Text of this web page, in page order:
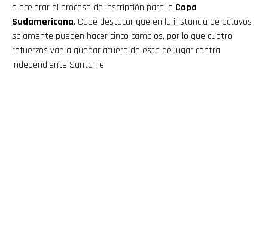
a acelerar el proceso de inscripción para la Copa
Sudamericana. Cabe destacar que en la instancia de octavos
solamente pueden hacer cinco cambios, por lo que cuatro
refuerzos van a quedar afuera de esta de jugar contra
Independiente Santa Fe.